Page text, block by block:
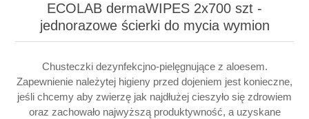
ECOLAB dermaWIPES 2x700 szt -
jednorazowe ścierki do mycia wymion
Chusteczki dezynfekcjno-pielęgnujące z aloesem.
Zapewnienie należytej higieny przed dojeniem jest konieczne,
jeśli chcemy aby zwierzę jak najdłużej cieszyło się zdrowiem
oraz zachowało najwyższą produktywność, a uzyskane